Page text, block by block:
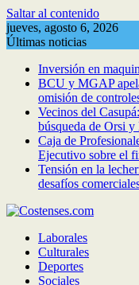
Saltar al contenido
jueves, agosto 6, 2026
Últimas noticias
Inversión en
BCU y MGAP
omisión de
Vecinos del
búsqueda de Orsi
Caja de
Ejecutivo sobre el
Tensión en la
desafíos
Laborales
Culturales
Deportes
Sociales